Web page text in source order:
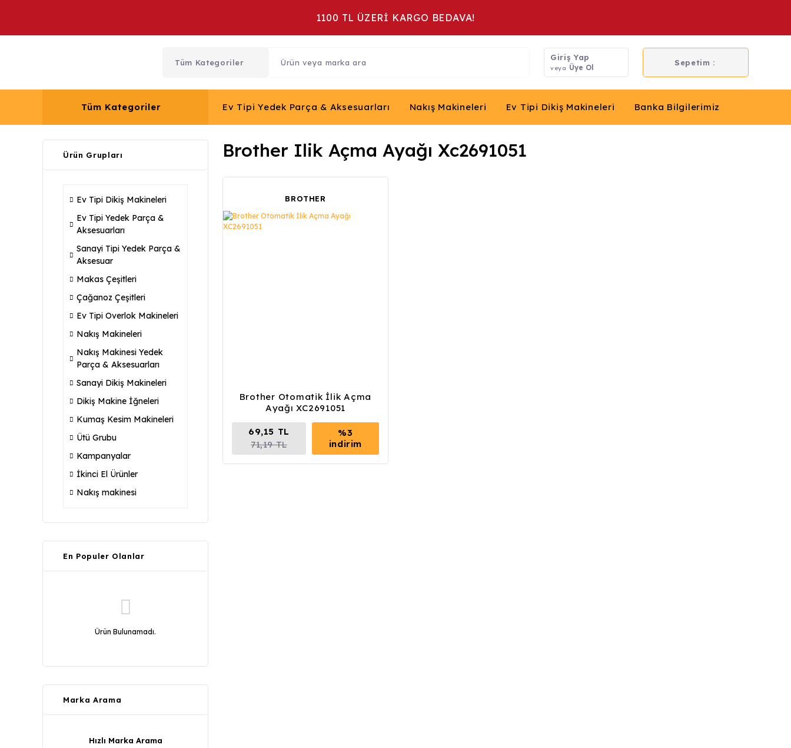
1100 TL ÜZERİ KARGO BEDAVA!
Giriş Yap
veya Üye Ol
Sepetim :
Tüm Kategoriler Ev Tipi Yedek Parça & Aksesuarları Nakış Makineleri Ev Tipi Dikiş Makineleri Banka Bilgilerimiz
Ürün Grupları
Ev Tipi Dikiş Makineleri
Ev Tipi Yedek Parça &
Aksesuarları
Sanayi Tipi Yedek Parça &
Aksesuar
Makas Çeşitleri
Çağanoz Çeşitleri
Ev Tipi Overlok Makineleri
Nakış Makineleri
Nakış Makinesi Yedek
Parça & Aksesuarları
Sanayi Dikiş Makineleri
Dikiş Makine İğneleri
Kumaş Kesim Makineleri
Ütü Grubu
Kampanyalar
İkinci El Ürünler
Nakış makinesi
En Populer Olanlar
Ürün Bulunamadı.
Marka Arama
Hızlı Marka Arama
Brother Ilik Açma Ayağı Xc2691051
BROTHER
Brother Otomatik İlik Açma
Ayağı XC2691051
69,15 TL
71,19 TL
%3
indirim